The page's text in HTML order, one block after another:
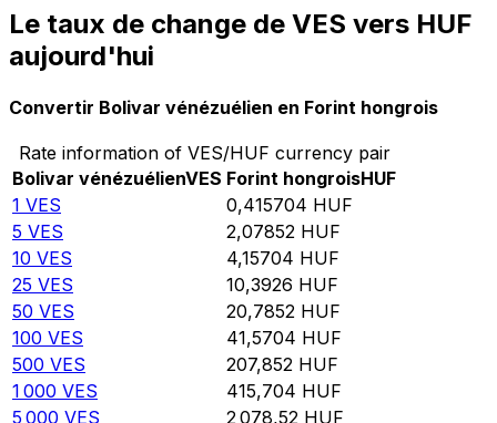
Le taux de change de VES vers HUF
aujourd'hui
Convertir Bolivar vénézuélien en Forint hongrois
Rate information of VES/HUF currency pair
Bolivar vénézuélienVES Forint hongroisHUF
1 VES 0,415704 HUF
5 VES 2,07852 HUF
10 VES 4,15704 HUF
25 VES 10,3926 HUF
50 VES 20,7852 HUF
100 VES 41,5704 HUF
500 VES 207,852 HUF
1 000 VES 415,704 HUF
5 000 VES 2 078,52 HUF